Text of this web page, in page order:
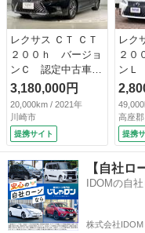
レクサス ＣＴ ＣＴ
２００ｈ バージョ
ンＣ 認定中古車
Ｌ ＴＥＸ 合成皮
革シート メモリナ
ビ ＥＴＣ ＬＥＤ
ヘッドランプ スマ
ートキー 社外前後
ドライブレコーダー
（検10.1）
3,180,000円
20,000km / 2021年
川崎市
提携サイト
レク
２０
ンＬ
ステ
ナビ
ック
ＤＶ
ート
ータ
ータ
ト
イト
高座郡
提携
【自社ロ
IDOMの自
株式会社IDOM